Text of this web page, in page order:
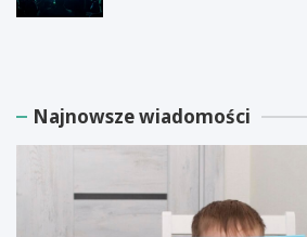
M
r
B
a Najnowsze wiadomości